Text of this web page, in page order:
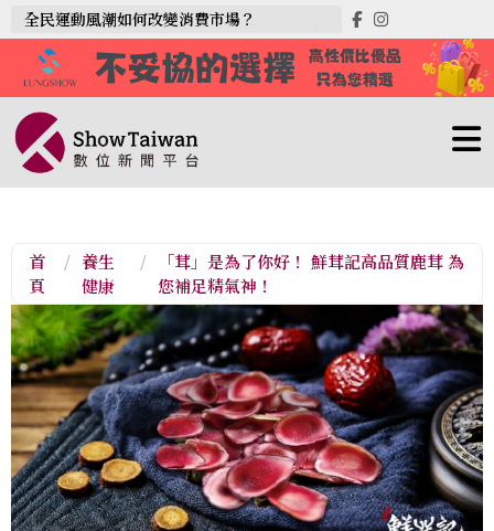
全民運動風潮如何改變消費市場？
首
頁
/ 養生
健康
/
「茸」是為了你好！ 鮮茸記高品質鹿茸 為
您補足精氣神！